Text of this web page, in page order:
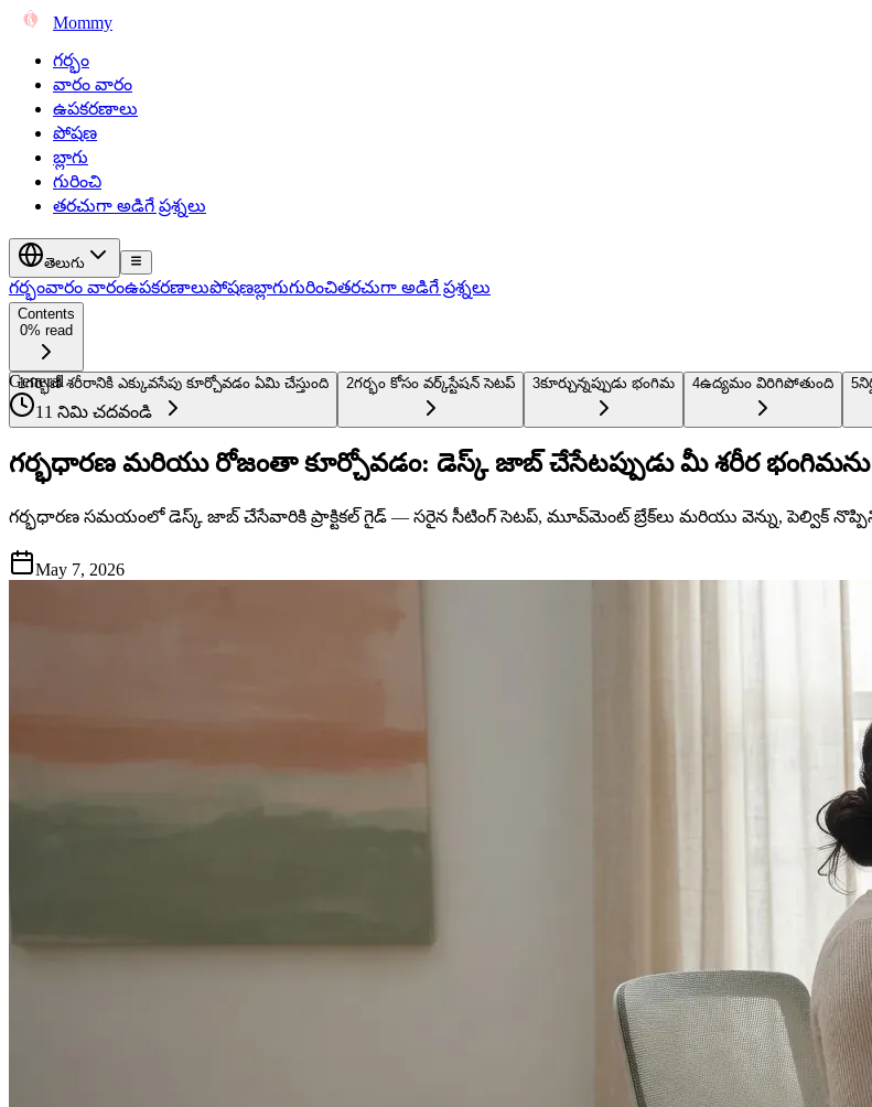
Mommy
గర్భం
వారం వారం
ఉపకరణాలు
పోషణ
బ్లాగు
గురించి
తరచుగా అడిగే ప్రశ్నలు
తెలుగు
గర్భంవారం వారంఉపకరణాలుపోషణబ్లాగుగురించితరచుగా అడిగే ప్రశ్నలు
Contents
0% read
1గర్భిణీ శరీరానికి ఎక్కువసేపు కూర్చోవడం ఏమి చేస్తుంది 2గర్భం కోసం వర్క్‌స్టేషన్ సెటప్ 3కూర్చున్నప్పుడు భంగిమ 4ఉద్యమం విరిగిపోతుంది 5
General
11 నిమి చదవండి
గర్భధారణ మరియు రోజంతా కూర్చోవడం: డెస్క్ జాబ్ చేసేటప్పుడు మీ శరీర
గర్భధారణ సమయంలో డెస్క్ జాబ్ చేసేవారికి ప్రాక్టికల్ గైడ్ — సరైన సీటింగ్ సెటప్, మూవ్‌మెంట్ బ్రేక్‌లు మరియు వెన్ను, పెల్విక్
May 7, 2026